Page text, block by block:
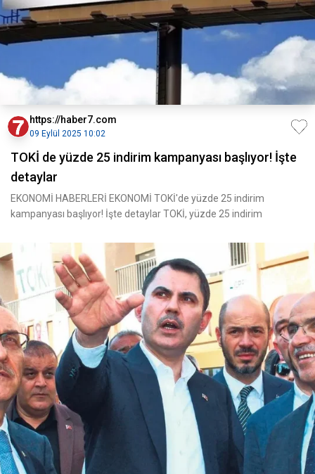
https://haber7.com
09 Eylül 2025 10:02
TOKİ de yüzde 25 indirim kampanyası başlıyor! İşte
detaylar
EKONOMİ HABERLERİ EKONOMİ TOKİ'de yüzde 25 indirim
kampanyası başlıyor! İşte detaylar TOKİ, yüzde 25 indirim